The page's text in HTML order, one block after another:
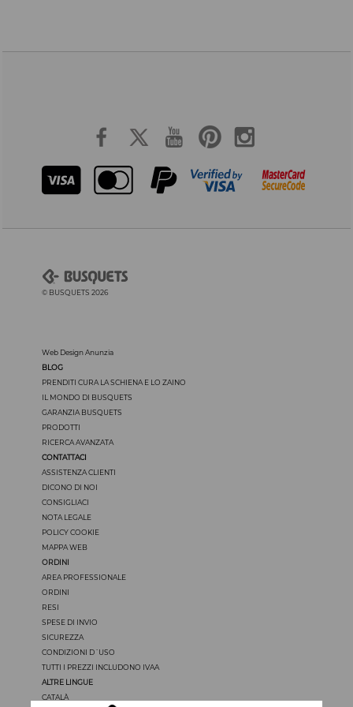
© BUSQUETS 2026
Web Design Anunzia
BLOG
PRENDITI CURA LA SCHIENA E LO ZAINO
IL MONDO DI BUSQUETS
GARANZIA BUSQUETS
PRODOTTI
RICERCA AVANZATA
CONTATTACI
ASSISTENZA CLIENTI
DICONO DI NOI
CONSIGLIACI
NOTA LEGALE
POLICY COOKIE
MAPPA WEB
ORDINI
AREA PROFESSIONALE
ORDINI
RESI
SPESE DI INVIO
SICUREZZA
CONDIZIONI D´USO
TUTTI I PREZZI INCLUDONO IVAA
ALTRE LINGUE
CATALÀ